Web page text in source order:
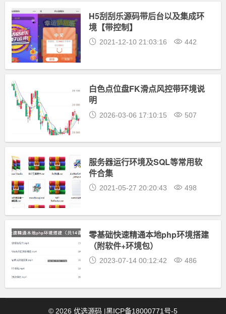
H5刮刮乐源码带后台以及集成环
境【带控制】
2021-12-10 21:03:16 442
白色点位盘FK滑点风控带环境说
明
2026-03-06 17:10:15 507
服务器运行环境及SQL等常用软
件合集
2021-05-27 20:20:43 498
零基础快速精通本地php环境搭建
（附软件+环境包）
2023-07-14 00:12:42 486
© 2026 优选源码 |黑ICP备18000771号-5